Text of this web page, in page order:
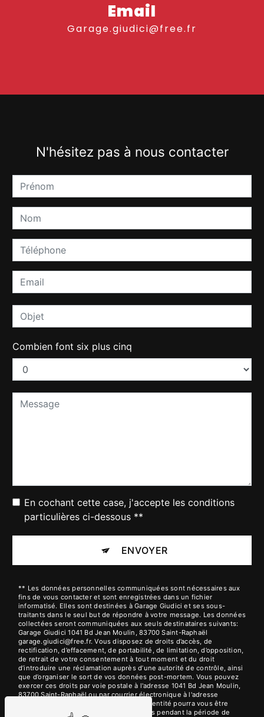
Email
garage.giudici@free.fr
N'hésitez pas à nous contacter
Combien font six plus cinq
En cochant cette case, j'accepte les conditions
particulières ci-dessous **
ENVOYER
** Les données personnelles communiquées sont nécessaires aux
fins de vous contacter et sont enregistrées dans un fichier
informatisé. Elles sont destinées à Garage Giudici et ses sous-
traitants dans le seul but de répondre à votre message. Les données
collectées seront communiquées aux seuls destinataires suivants:
Garage Giudici 1041 Bd Jean Moulin, 83700 Saint-Raphaël
garage.giudici@free.fr. Vous disposez de droits d’accès, de
rectification, d’effacement, de portabilité, de limitation, d’opposition,
de retrait de votre consentement à tout moment et du droit
d’introduire une réclamation auprès d’une autorité de contrôle, ainsi
que d’organiser le sort de vos données post-mortem. Vous pouvez
exercer ces droits par voie postale à l'adresse 1041 Bd Jean Moulin,
83700 Saint-Raphaël ou par courrier électronique à l'adresse
garage.giudici@free.fr. Un justificatif d'identité pourra vous être
demandé. Nous conservons vos données pendant la période de